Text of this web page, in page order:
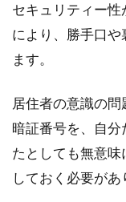
セキュリティー
により、勝手口や
ます。
居住者の意識の
暗証番号を、自
たとしても無意
しておく必要があ